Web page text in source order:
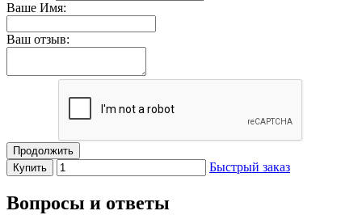
Ваше Имя:
Ваш отзыв:
Продолжить
Купить
Быстрый заказ
Вопросы и ответы